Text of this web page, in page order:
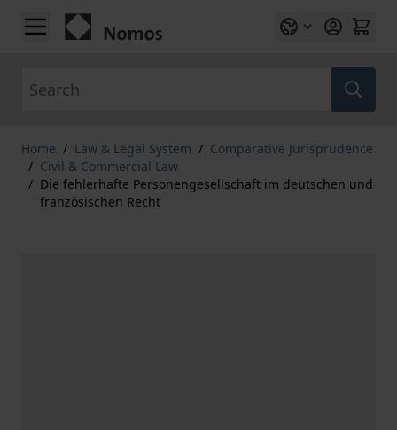
Skip to Content
Home / Law & Legal System / Comparative Jurisprudence
/ Civil & Commercial Law
/ Die fehlerhafte Personengesellschaft im deutschen und
französischen Recht